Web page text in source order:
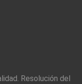
Resolución del